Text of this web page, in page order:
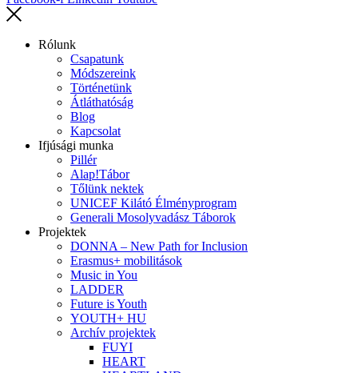
Rólunk
Csapatunk
Módszereink
Történetünk
Átláthatóság
Blog
Kapcsolat
Ifjúsági munka
Pillér
Alap!Tábor
Tőlünk nektek
UNICEF Kilátó Élményprogram
Generali Mosolyvadász Táborok
Projektek
DONNA – New Path for Inclusion
Erasmus+ mobilitások
Music in You
LADDER
Future is Youth
YOUTH+ HU
Archív projektek
FUYI
HEART